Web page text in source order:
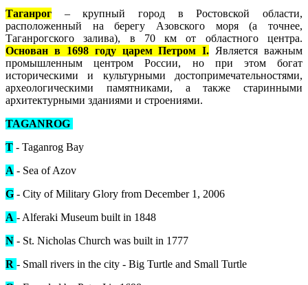
Таганрог – крупный город в Ростовской области,
расположенный на берегу Азовского моря (а точнее,
Таганрогского залива), в 70 км от областного центра.
Основан в 1698 году царем Петром I. Является важным
промышленным центром России, но при этом богат
историческими и культурными достопримечательностями,
археологическими памятниками, а также старинными
архитектурными зданиями и строениями.
TAGANROG
T - Taganrog Bay
A - Sea of Azov
G - City of Military Glory from December 1, 2006
A - Alferaki Museum built in 1848
N - St. Nicholas Church was built in 1777
R - Small rivers in the city - Big Turtle and Small Turtle